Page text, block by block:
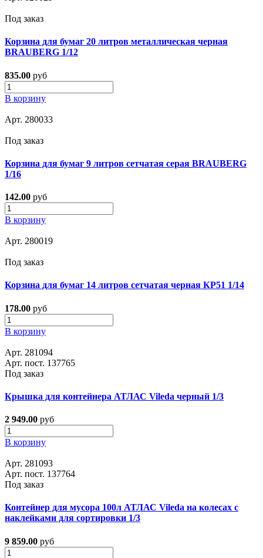
Под заказ
Корзина для бумаг 20 литров металлическая черная
BRAUBERG 1/12
835.00 руб
В корзину
Арт. 280033
Под заказ
Корзина для бумаг 9 литров сетчатая серая BRAUBERG
1/16
142.00 руб
В корзину
Арт. 280019
Под заказ
Корзина для бумаг 14 литров сетчатая черная КР51 1/14
178.00 руб
В корзину
Арт. 281094
Арт. пост. 137765
Под заказ
Крышка для контейнера АТЛАС Vileda черный 1/3
2 949.00 руб
В корзину
Арт. 281093
Арт. пост. 137764
Под заказ
Контейнер для мусора 100л АТЛАС Vileda на колесах с
наклейками для сортировки 1/3
9 859.00 руб